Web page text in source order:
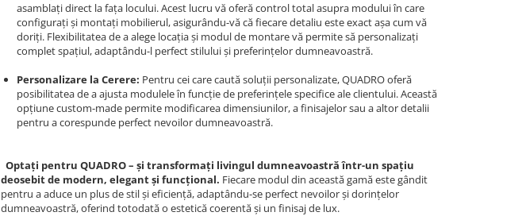
asamblați direct la fața locului. Acest lucru vă oferă control total asupra modului în care
configurați și montați mobilierul, asigurându-vă că fiecare detaliu este exact așa cum vă
doriți. Flexibilitatea de a alege locația și modul de montare vă permite să personalizați
complet spațiul, adaptându-l perfect stilului și preferințelor dumneavoastră.
Personalizare la Cerere: Pentru cei care caută soluții personalizate, QUADRO oferă
posibilitatea de a ajusta modulele în funcție de preferințele specifice ale clientului. Această
opțiune custom-made permite modificarea dimensiunilor, a finisajelor sau a altor detalii
pentru a corespunde perfect nevoilor dumneavoastră.
Optați pentru QUADRO – și transformați livingul dumneavoastră într-un spațiu
deosebit de modern, elegant și funcțional. Fiecare modul din această gamă este gândit
pentru a aduce un plus de stil și eficiență, adaptându-se perfect nevoilor și dorințelor
dumneavoastră, oferind totodată o estetică coerentă și un finisaj de lux.